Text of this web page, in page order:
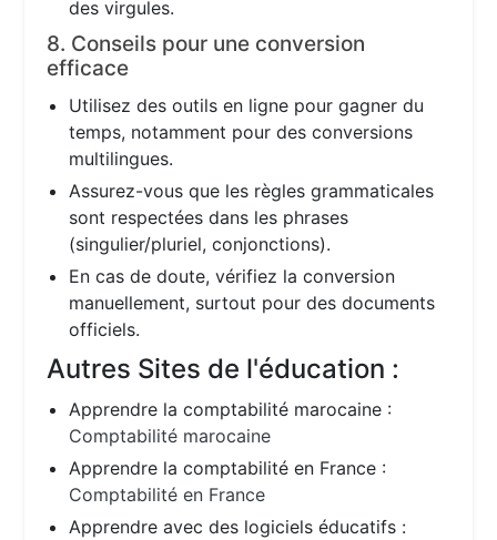
des virgules.
8. Conseils pour une conversion
efficace
Utilisez des outils en ligne pour gagner du
temps, notamment pour des conversions
multilingues.
Assurez-vous que les règles grammaticales
sont respectées dans les phrases
(singulier/pluriel, conjonctions).
En cas de doute, vérifiez la conversion
manuellement, surtout pour des documents
officiels.
Autres Sites de l'éducation :
Apprendre la comptabilité marocaine :
Comptabilité marocaine
Apprendre la comptabilité en France :
Comptabilité en France
Apprendre avec des logiciels éducatifs :